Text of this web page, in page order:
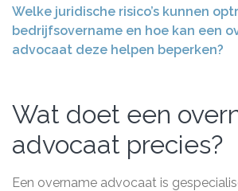
Welke juridische risico’s kunnen
bedrijfsovername en hoe kan een
advocaat deze helpen beperken?
Wat doet een
advocaat precies?
Een overname advocaat is